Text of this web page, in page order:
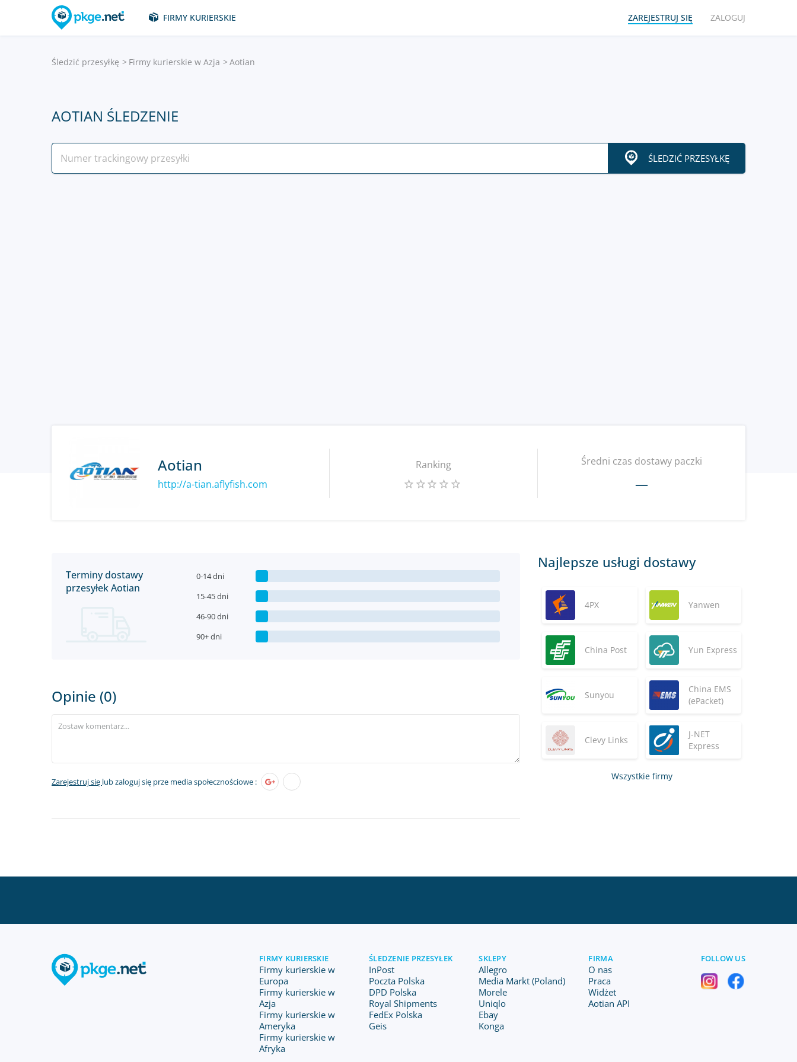
FIRMY KURIERSKIE ZAREJESTRUJ SIĘ ZALOGUJ
Śledzić przesyłkę Firmy kurierskie w Azja Aotian
AOTIAN ŚLEDZENIE
ŚLEDZIĆ PRZESYŁKĘ
Aotian
http://a-tian.aflyfish.com
Ranking Średni czas dostawy paczki
—
Terminy dostawy
przesyłek Aotian
0-14 dni
15-45 dni
46-90 dni
90+ dni
Opinie (0)
Zarejestruj się lub zaloguj się prze media społecznościowe :
Najlepsze usługi dostawy
4PX Yanwen
China Post Yun Express
Sunyou
China EMS
(ePacket)
Clevy Links
J-NET
Express
Wszystkie firmy
FIRMY KURIERSKIE
Firmy kurierskie w
Europa
Firmy kurierskie w
Azja
Firmy kurierskie w
Ameryka
Firmy kurierskie w
Afryka
ŚLEDZENIE PRZESYŁEK
InPost
Poczta Polska
DPD Polska
Royal Shipments
FedEx Polska
Geis
SKLEPY
Allegro
Media Markt (Poland)
Morele
Uniqlo
Ebay
Konga
FIRMA
O nas
Praca
Widżet
Aotian API
FOLLOW US